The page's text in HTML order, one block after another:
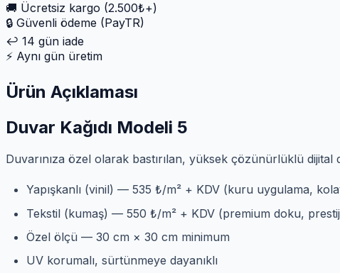
🚚 Ücretsiz kargo (2.500₺+)
🔒 Güvenli ödeme (PayTR)
↩️ 14 gün iade
⚡ Aynı gün üretim
Ürün Açıklaması
Duvar Kağıdı Modeli 5
Duvarınıza özel olarak bastırılan, yüksek çözünürlüklü
Yapışkanlı (vinil) — 535 ₺/m² + KDV (kuru uygulama,
Tekstil (kumaş) — 550 ₺/m² + KDV (premium doku,
Özel ölçü — 30 cm × 30 cm minimum
UV korumalı, sürtünmeye dayanıklı